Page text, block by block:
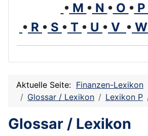
• M • N • O • P
• R • S • T • U • V • W
Aktuelle Seite: Finanzen-Lexikon
Glossar / Lexikon
Lexikon P
Glossar / Lexikon